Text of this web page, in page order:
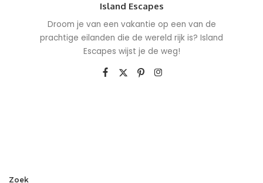
Island Escapes
Droom je van een vakantie op een van de
prachtige eilanden die de wereld rijk is? Island
Escapes wijst je de weg!
Zoek